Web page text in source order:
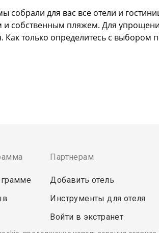
собрали для вас все отели и
и собственным пляжем. Для
Как только определитесь с выбором
Партнерам
Добавить отель
Инструменты для отеля
Войти в экстранет